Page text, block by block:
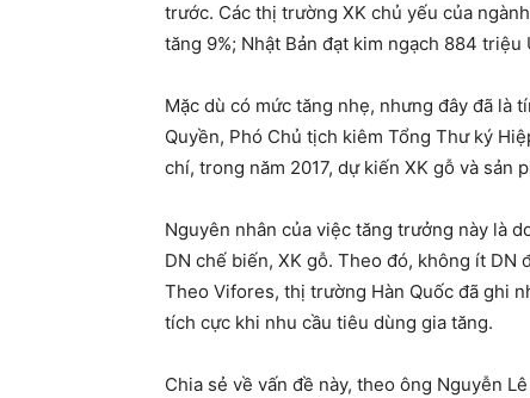
trước. Các thị trường XK chủ yếu của
tăng 9%; Nhật Bản đạt kim ngạch 884 triệu
Mặc dù có mức tăng nhẹ, nhưng đây đã là
Quyền, Phó Chủ tịch kiêm Tổng Thư ký
chí, trong năm 2017, dự kiến XK gỗ và sản
Nguyên nhân của việc tăng trưởng này là
DN chế biến, XK gỗ. Theo đó, không ít
Theo Vifores, thị trường Hàn Quốc đã ghi
tích cực khi nhu cầu tiêu dùng gia tăng.
Chia sẻ về vấn đề này, theo ông Nguyễn